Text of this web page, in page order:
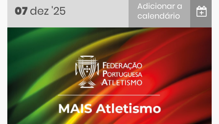
07 dez'25
Adicionar a
calendário
iCalendar
Google Calendar
Outlook
Outlook Online
Yahoo! Calendar